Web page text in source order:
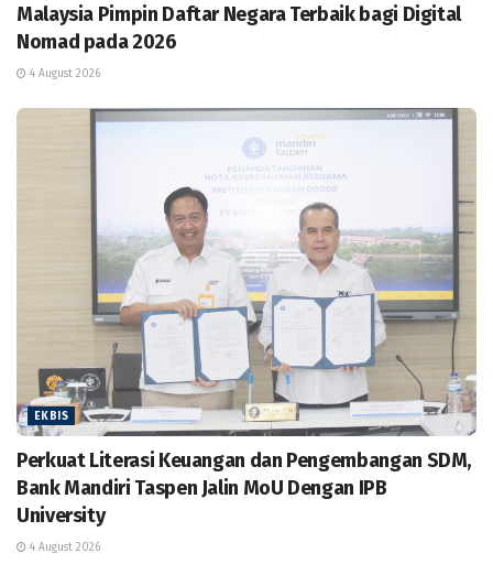
Malaysia Pimpin Daftar Negara Terbaik bagi Digital
Nomad pada 2026
4 August 2026
EKBIS
Perkuat Literasi Keuangan dan Pengembangan SDM,
Bank Mandiri Taspen Jalin MoU Dengan IPB
University
4 August 2026